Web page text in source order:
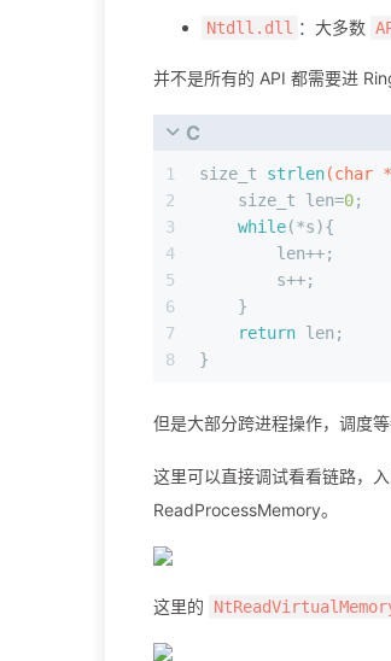
Ntdll.dll ：大多数
并不是所有的 API 都需要进
C
1
2
3
4
5
6
7
8
size_t strlen(char
size_t len=0;
while(*s){
        len++;
        s++;
    }
return len;
}
但是大部分跨进程操作，调度
这里可以直接调试看看链路，
ReadProcessMemory。
这里的